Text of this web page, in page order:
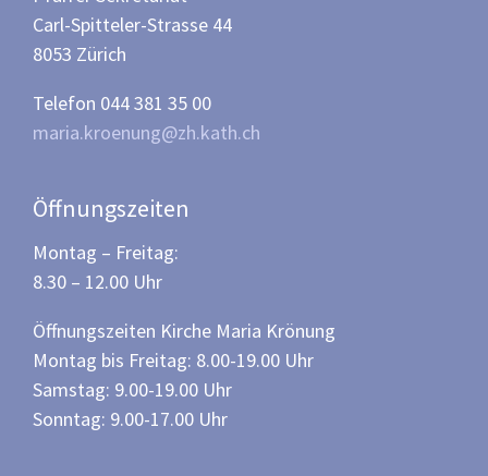
Carl-Spitteler-Strasse 44
8053 Zürich
Telefon 044 381 35 00
maria.kroenung@zh.kath.ch
Öffnungszeiten
Montag – Freitag:
8.30 – 12.00 Uhr
Öffnungszeiten Kirche Maria Krönung
Montag bis Freitag: 8.00-19.00 Uhr
Samstag: 9.00-19.00 Uhr
Sonntag: 9.00-17.00 Uhr